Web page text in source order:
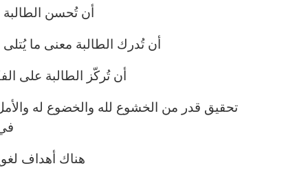
أن تُحسن الطالبة
أن تُدرك الطالبة معنى ما
أن تُركّز الطالبة على
تحقيق قدر من الخشوع لله والخضوع له
هناك أهداف